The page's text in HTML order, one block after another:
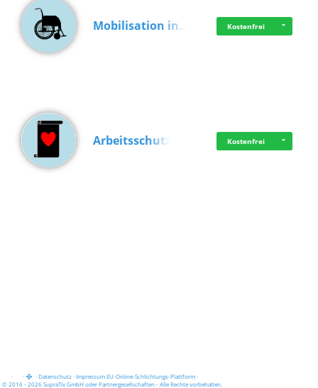
Mobilisation in… Kostenfrei
Arbeitsschutz Kostenfrei
· · ·Datenschutz·Impressum EU-Online-Schlichtungs-Plattform·
© 2016 - 2026 SupraTix GmbH oder Partnergesellschaften - Alle Rechte vorbehalten.